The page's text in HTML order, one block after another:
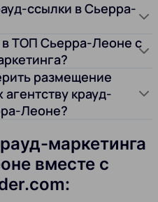
ссылки в Сьерра-
ТОП Сьерра-Леоне с
размещение
крауд-
Леоне?
маркетинга
вместе с